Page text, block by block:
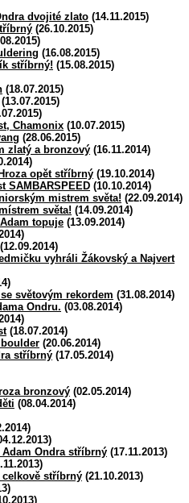
dvojité zlato (14.11.2015)
(26.10.2015)
(16.08.2015)
stříbrný! (15.08.2015)
(18.07.2015)
(13.07.2015)
Chamonix (10.07.2015)
(28.06.2015)
zlatý a bronzový (16.11.2014)
opět stříbrný (19.10.2014)
SAMBARSPEED (10.10.2014)
mistrem světa! (22.09.2014)
světa! (14.09.2014)
topuje (13.09.2014)
(12.09.2014)
vyhráli Žákovský a Najvert
světovým rekordem (31.08.2014)
Ondru. (03.08.2014)
(18.07.2014)
(20.06.2014)
stříbrný (17.05.2014)
bronzový (02.05.2014)
(08.04.2014)
Ondra stříbrný (17.11.2013)
celkově stříbrný (21.10.2013)